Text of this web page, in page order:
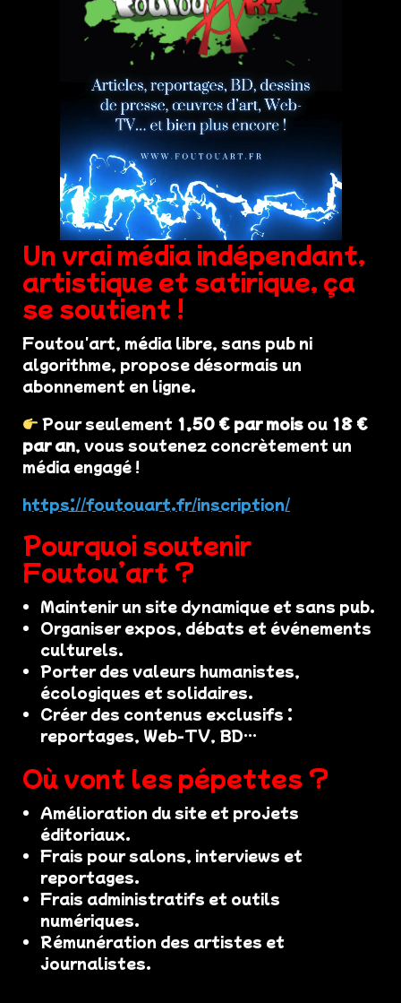
Un vrai média indépendant,
artistique et satirique, ça
se soutient !
Foutou'art, média libre, sans pub ni
algorithme, propose désormais un
abonnement en ligne.
Pour seulement 1,50 € par mois ou 18 €
par an, vous soutenez concrètement un
média engagé !
https://foutouart.fr/inscription/
Pourquoi soutenir
Foutou’art ?
Maintenir un site dynamique et sans pub.
Organiser expos, débats et événements
culturels.
Porter des valeurs humanistes,
écologiques et solidaires.
Créer des contenus exclusifs :
reportages, Web-TV, BD…
Où vont les pépettes ?
Amélioration du site et projets
éditoriaux.
Frais pour salons, interviews et
reportages.
Frais administratifs et outils
numériques.
Rémunération des artistes et
journalistes.